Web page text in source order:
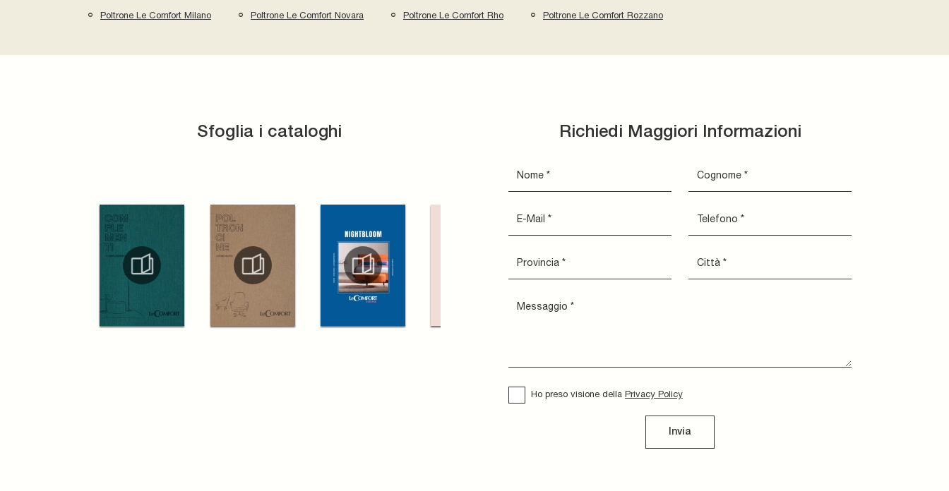
Poltrone Le Comfort Milano Poltrone Le Comfort Novara Poltrone Le Comfort Rho Poltrone Le Comfort Rozzano
Sfoglia i cataloghi Richiedi Maggiori Informazioni
Ho preso visione della Privacy Policy
Invia